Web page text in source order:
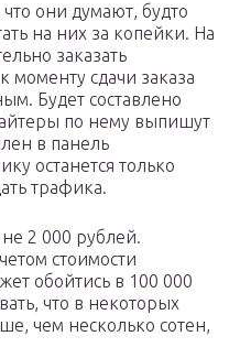
они думают, будто
на них за копейки. На
заказать
моменту сдачи заказа
Будет составлено
по нему выпишут
в панель
останется только
трафика.
не 2 000 рублей.
стоимости
обойтись в 100 000
что в некоторых
чем несколько сотен,